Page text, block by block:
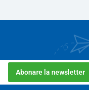
Abonare la newsletter